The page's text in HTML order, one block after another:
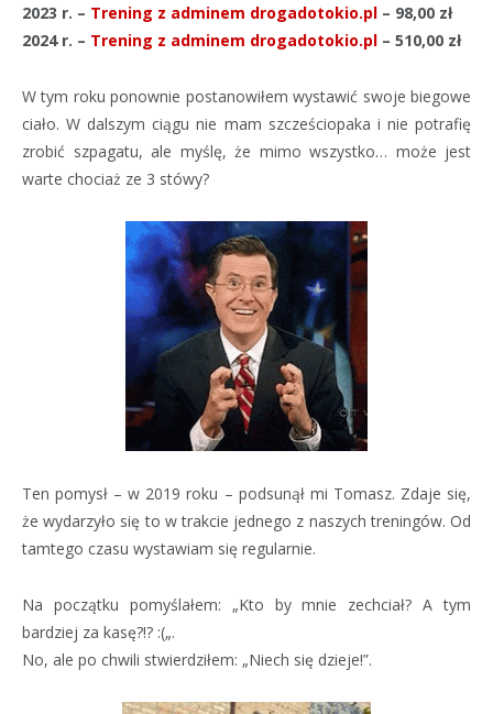
2023 r. – Trening z adminem drogadotokio.pl – 98,00 zł
2024 r. – Trening z adminem drogadotokio.pl – 510,00 zł
W tym roku ponownie postanowiłem wystawić swoje biegowe
ciało. W dalszym ciągu nie mam szcześciopaka i nie potrafię
zrobić szpagatu, ale myślę, że mimo wszystko… może jest
warte chociaż ze 3 stówy?
Ten pomysł – w 2019 roku – podsunął mi Tomasz. Zdaje się,
że wydarzyło się to w trakcie jednego z naszych treningów. Od
tamtego czasu wystawiam się regularnie.
Na początku pomyślałem: „Kto by mnie zechciał? A tym
bardziej za kasę?!? :(„.
No, ale po chwili stwierdziłem: „Niech się dzieje!”.